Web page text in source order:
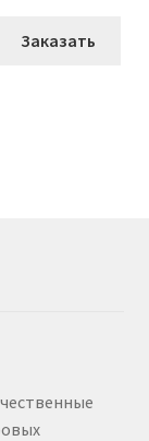
Заказать